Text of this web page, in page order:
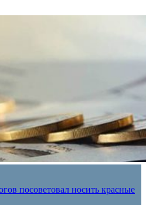
посоветовал носить красные